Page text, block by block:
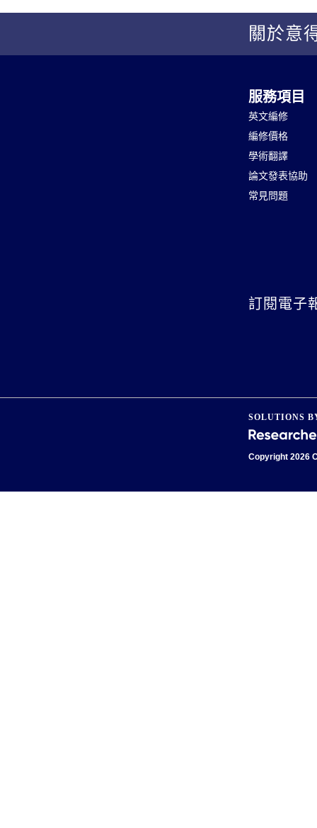
關於意
服務項目
英文編修
編修價格
學術翻譯
論文發表協助
常見問題
訂閱電子
SOLUTIONS
Copyright 2026